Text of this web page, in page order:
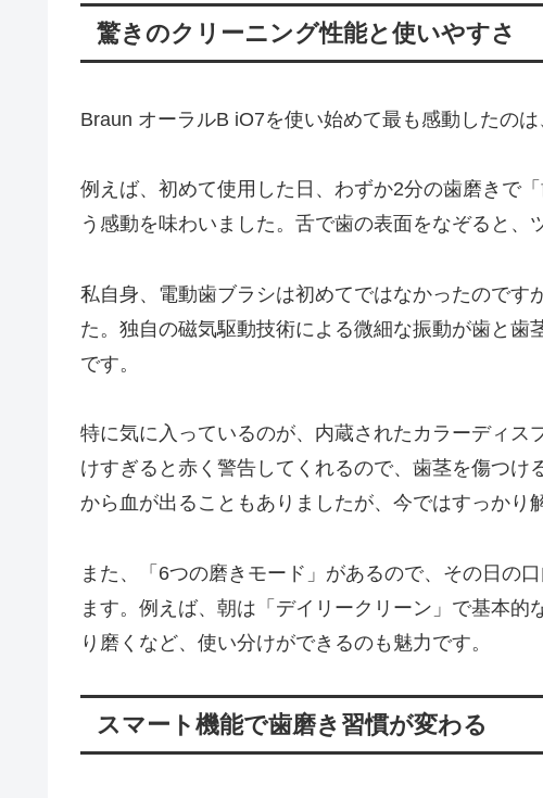
驚きのクリーニング性能と使いやすさ
Braun オーラルB iO7を使い始めて最も感動したのは
例えば、初めて使用した日、わずか2分の歯磨きで
う感動を味わいました。舌で歯の表面をなぞると、
私自身、電動歯ブラシは初めてではなかったのです
た。独自の磁気駆動技術による微細な振動が歯と歯
です。
特に気に入っているのが、内蔵されたカラーディ
けすぎると赤く警告してくれるので、歯茎を傷つ
から血が出ることもありましたが、今ではすっかり
また、「6つの磨きモード」があるので、その日の
ます。例えば、朝は「デイリークリーン」で基本的
り磨くなど、使い分けができるのも魅力です。
スマート機能で歯磨き習慣が変わる